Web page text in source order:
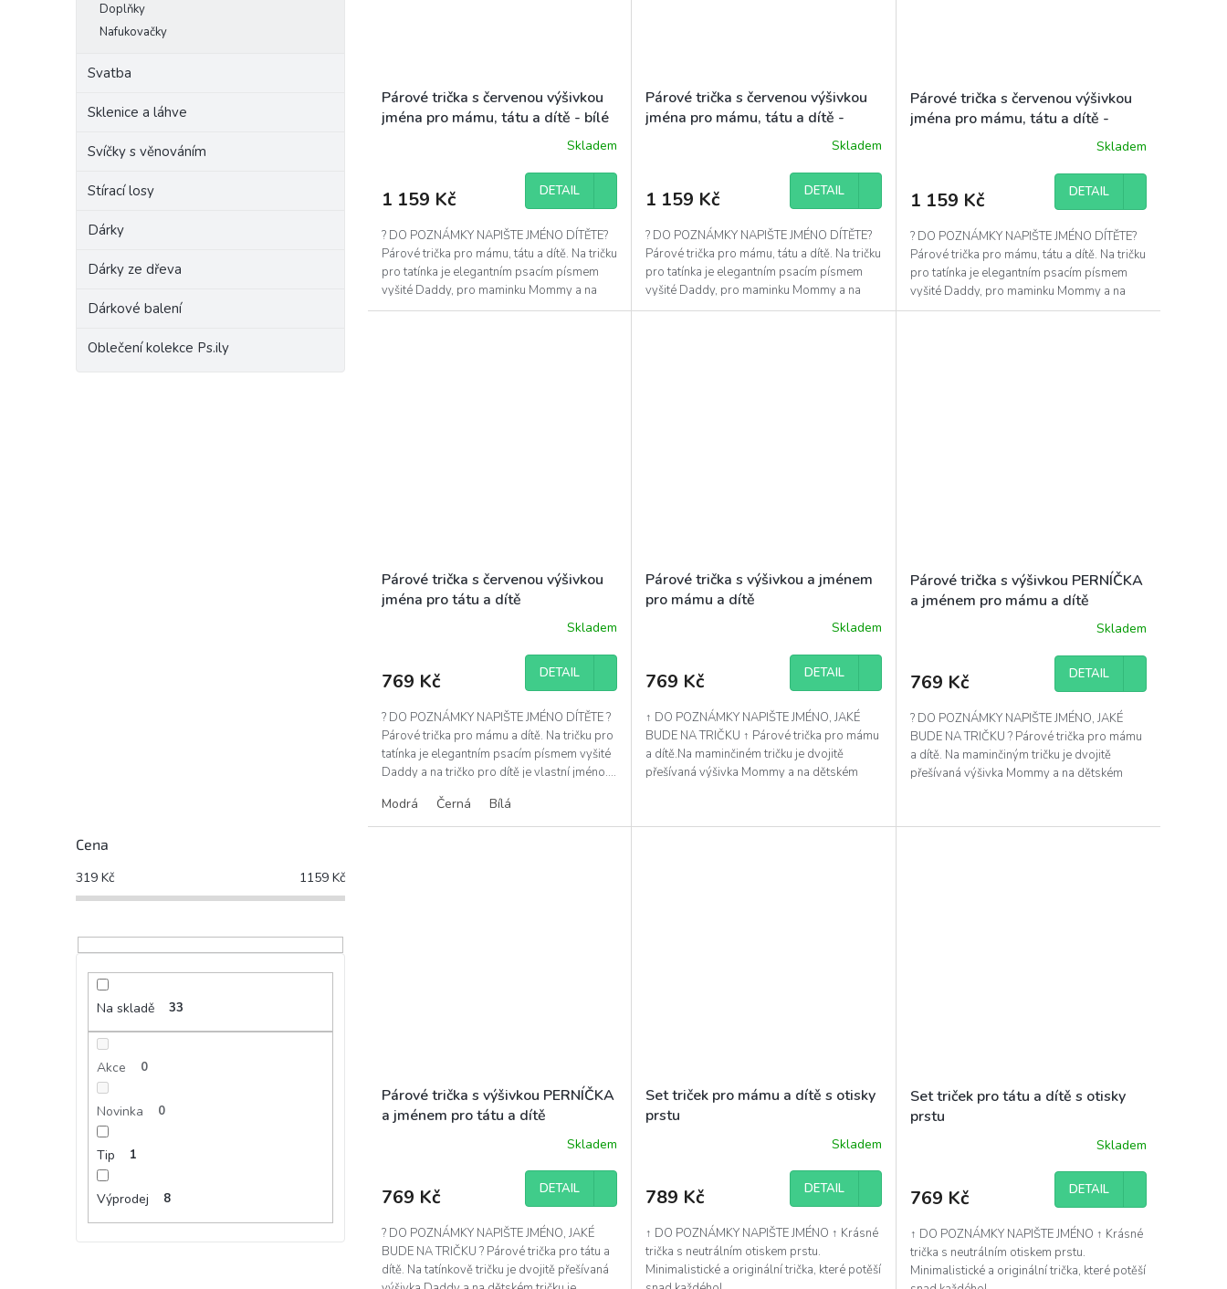
Doplňky
Nafukovačky
Svatba
Sklenice a láhve
Svíčky s věnováním
Stírací losy
Dárky
Dárky ze dřeva
Dárkové balení
Oblečení kolekce Ps.ily
Cena
319 Kč 1159 Kč
Na skladě 33
Akce 0
Novinka 0
Tip 1
Výprodej 8
Párové trička s červenou výšivkou
jména pro mámu, tátu a dítě - bílé
Skladem
1 159 Kč DETAIL
? DO POZNÁMKY NAPIŠTE JMÉNO DÍTĚTE?
Párové trička pro mámu, tátu a dítě. Na tričku
pro tatínka je elegantním psacím písmem
vyšité Daddy, pro maminku Mommy a na
tričko pro dítě...
Párové trička s červenou výšivkou
jména pro mámu, tátu a dítě -
Skladem
1 159 Kč DETAIL
? DO POZNÁMKY NAPIŠTE JMÉNO DÍTĚTE?
Párové trička pro mámu, tátu a dítě. Na tričku
pro tatínka je elegantním psacím písmem
vyšité Daddy, pro maminku Mommy a na
tričko pro dítě...
Párové trička s červenou výšivkou
jména pro mámu, tátu a dítě -
Skladem
1 159 Kč DETAIL
? DO POZNÁMKY NAPIŠTE JMÉNO DÍTĚTE?
Párové trička pro mámu, tátu a dítě. Na tričku
pro tatínka je elegantním psacím písmem
vyšité Daddy, pro maminku Mommy a na
tričko pro dítě...
Párové trička s červenou výšivkou
jména pro tátu a dítě
Skladem
769 Kč DETAIL
? DO POZNÁMKY NAPIŠTE JMÉNO DÍTĚTE ?
Párové trička pro mámu a dítě. Na tričku pro
tatínka je elegantním psacím písmem vyšité
Daddy a na tričko pro dítě je vlastní jméno....
Modrá Černá Bílá
Párové trička s výšivkou a jménem
pro mámu a dítě
Skladem
769 Kč DETAIL
↑ DO POZNÁMKY NAPIŠTE JMÉNO, JAKÉ
BUDE NA TRIČKU ↑ Párové trička pro mámu
a dítě.Na maminčiném tričku je dvojitě
přešívaná výšivka Mommy a na dětském
Párové trička s výšivkou PERNÍČKA
a jménem pro mámu a dítě
Skladem
769 Kč DETAIL
? DO POZNÁMKY NAPIŠTE JMÉNO, JAKÉ
BUDE NA TRIČKU ? Párové trička pro mámu
a dítě. Na maminčiným tričku je dvojitě
přešívaná výšivka Mommy a na dětském
Párové trička s výšivkou PERNÍČKA
a jménem pro tátu a dítě
Skladem
769 Kč DETAIL
? DO POZNÁMKY NAPIŠTE JMÉNO, JAKÉ
BUDE NA TRIČKU ? Párové trička pro tátu a
dítě. Na tatínkově tričku je dvojitě přešívaná
Set triček pro mámu a dítě s otisky
prstu
Skladem
789 Kč DETAIL
↑ DO POZNÁMKY NAPIŠTE JMÉNO ↑ Krásné
trička s neutrálním otiskem prstu.
Minimalistické a originální trička, které potěší
Set triček pro tátu a dítě s otisky
prstu
Skladem
769 Kč DETAIL
↑ DO POZNÁMKY NAPIŠTE JMÉNO ↑ Krásné
trička s neutrálním otiskem prstu.
Minimalistické a originální trička, které potěší